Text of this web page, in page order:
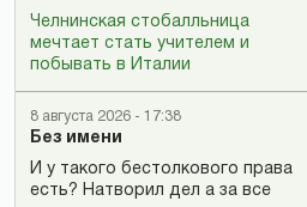
Челнинская стобалльница
мечтает стать учителем и
побывать в Италии
8 августа 2026 - 17:38
Без имени
И у такого бестолкового права
есть? Натворил дел а за все